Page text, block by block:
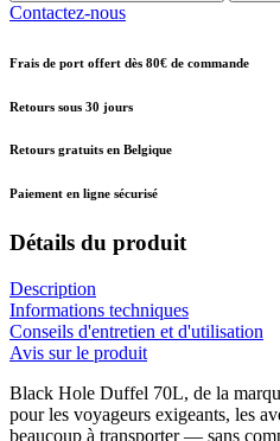
Contactez-nous
Frais de port offert dès 80€ de commande
Retours sous 30 jours
Retours gratuits en Belgique
Paiement en ligne sécurisé
Détails du produit
Description
Informations techniques
Conseils d'entretien et d'utilisation
Avis sur le produit
Black Hole Duffel 70L, de la
pour les voyageurs exigeants, les
beaucoup à transporter — sans